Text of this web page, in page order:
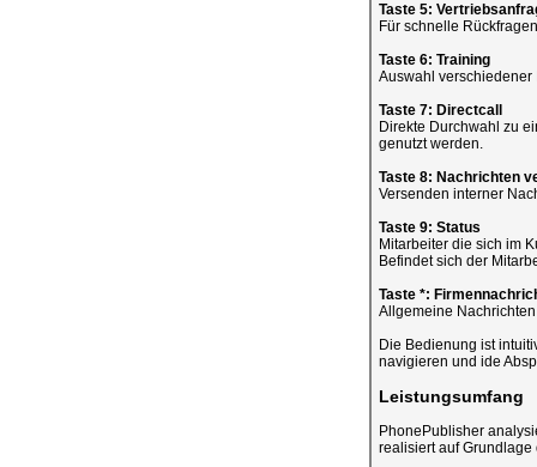
Taste 5:
Für schnelle
Taste 6: Training
Auswahl verschiedener
Taste 7: Directcall
Direkte Durchwahl zu
genutzt werden.
Taste 8: Nachrichten
Versenden interner
Taste 9: Status
Mitarbeiter die sich im
Befindet sich der
Taste *:
Allgemeine
Die Bedienung ist
navigieren und ide
Leistungsumfang
PhonePublisher
realisiert auf Grundlage